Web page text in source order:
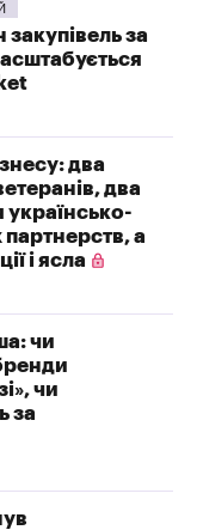
за
два
два
українсько-
а
і ясла
чи
чи
за